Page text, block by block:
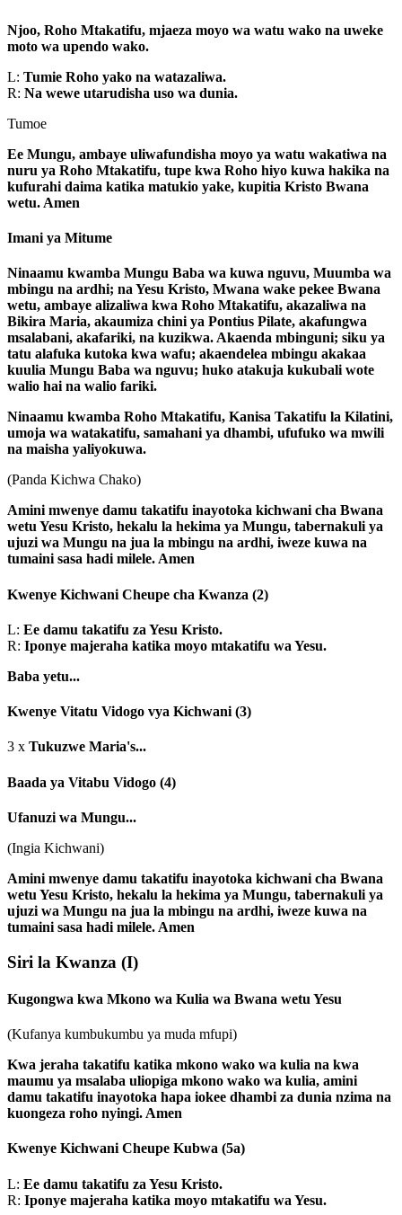
Njoo, Roho Mtakatifu, mjaeza moyo wa watu wako na uweke
moto wa upendo wako.
L: Tumie Roho yako na watazaliwa.
R: Na wewe utarudisha uso wa dunia.
Tumoe
Ee Mungu, ambaye uliwafundisha moyo ya watu wakatiwa na
nuru ya Roho Mtakatifu, tupe kwa Roho hiyo kuwa hakika na
kufurahi daima katika matukio yake, kupitia Kristo Bwana
wetu. Amen
Imani ya Mitume
Ninaamu kwamba Mungu Baba wa kuwa nguvu, Muumba wa
mbingu na ardhi; na Yesu Kristo, Mwana wake pekee Bwana
wetu, ambaye alizaliwa kwa Roho Mtakatifu, akazaliwa na
Bikira Maria, akaumiza chini ya Pontius Pilate, akafungwa
msalabani, akafariki, na kuzikwa. Akaenda mbinguni; siku ya
tatu alafuka kutoka kwa wafu; akaendelea mbingu akakaa
kuulia Mungu Baba wa nguvu; huko atakuja kukubali wote
walio hai na walio fariki.
Ninaamu kwamba Roho Mtakatifu, Kanisa Takatifu la Kilatini,
umoja wa watakatifu, samahani ya dhambi, ufufuko wa mwili
na maisha yaliyokuwa.
(Panda Kichwa Chako)
Amini mwenye damu takatifu inayotoka kichwani cha Bwana
wetu Yesu Kristo, hekalu la hekima ya Mungu, tabernakuli ya
ujuzi wa Mungu na jua la mbingu na ardhi, iweze kuwa na
tumaini sasa hadi milele. Amen
Kwenye Kichwani Cheupe cha Kwanza (2)
L: Ee damu takatifu za Yesu Kristo.
R: Iponye majeraha katika moyo mtakatifu wa Yesu.
Baba yetu...
Kwenye Vitatu Vidogo vya Kichwani (3)
3 x Tukuzwe Maria's...
Baada ya Vitabu Vidogo (4)
Ufanuzi wa Mungu...
(Ingia Kichwani)
Amini mwenye damu takatifu inayotoka kichwani cha Bwana
wetu Yesu Kristo, hekalu la hekima ya Mungu, tabernakuli ya
ujuzi wa Mungu na jua la mbingu na ardhi, iweze kuwa na
tumaini sasa hadi milele. Amen
Siri la Kwanza (I)
Kugongwa kwa Mkono wa Kulia wa Bwana wetu Yesu
(Kufanya kumbukumbu ya muda mfupi)
Kwa jeraha takatifu katika mkono wako wa kulia na kwa
maumu ya msalaba uliopiga mkono wako wa kulia, amini
damu takatifu inayotoka hapa iokee dhambi za dunia nzima na
kuongeza roho nyingi. Amen
Kwenye Kichwani Cheupe Kubwa (5a)
L: Ee damu takatifu za Yesu Kristo.
R: Iponye majeraha katika moyo mtakatifu wa Yesu.